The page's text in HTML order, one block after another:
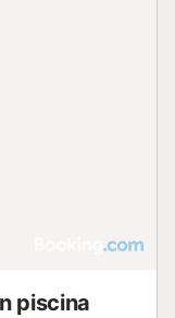
piscina